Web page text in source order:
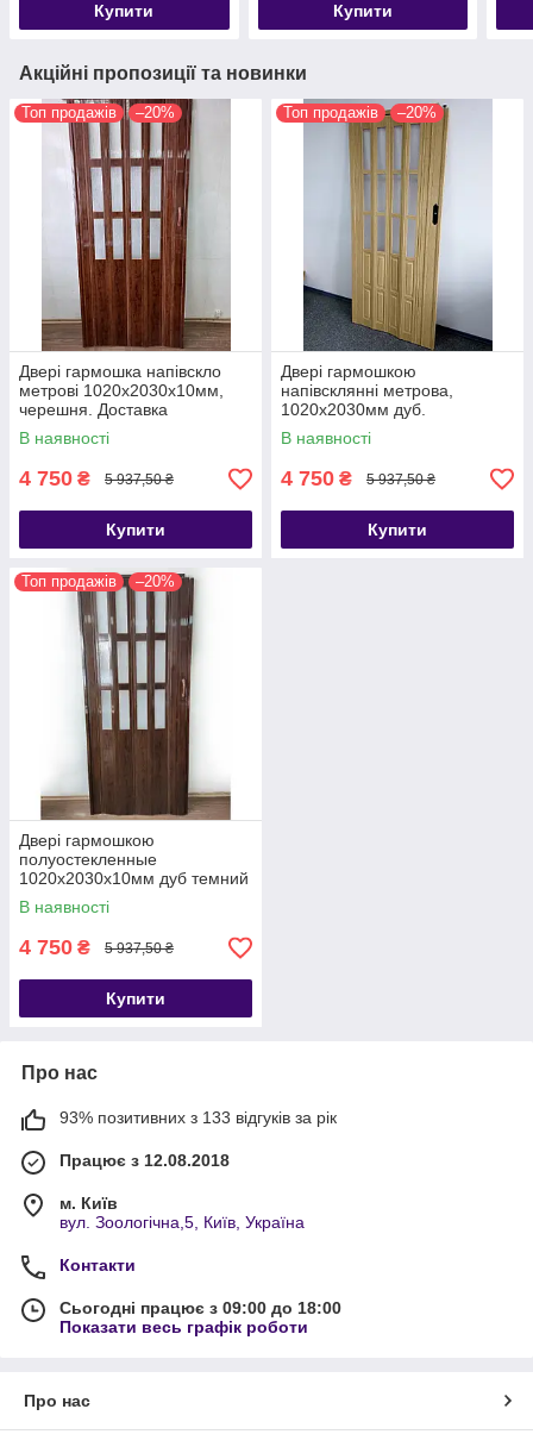
Купити Купити
Акційні пропозиції та новинки
Топ продажів –20%
Двері гармошка напівскло
метрові 1020х2030х10мм,
черешня. Доставка
В наявності
4 750 ₴ 5 937,50 ₴
Купити
Топ продажів –20%
Двері гармошкою
напівсклянні метрова,
1020х2030мм дуб.
В наявності
4 750 ₴ 5 937,50 ₴
Купити
Топ продажів –20%
Двері гармошкою
полуостекленные
1020х2030х10мм дуб темний
В наявності
4 750 ₴ 5 937,50 ₴
Купити
Про нас
93% позитивних з 133 відгуків за рік
Працює з 12.08.2018
м. Київ
вул. Зоологічна,5, Київ, Україна
Контакти
Сьогодні працює з 09:00 до 18:00
Показати весь графік роботи
Про нас